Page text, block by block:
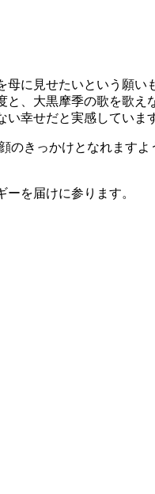
に見せたいという願い
、大黒摩季の歌を歌え
幸せだと実感していま
のきっかけとなれます
を届けに参ります。